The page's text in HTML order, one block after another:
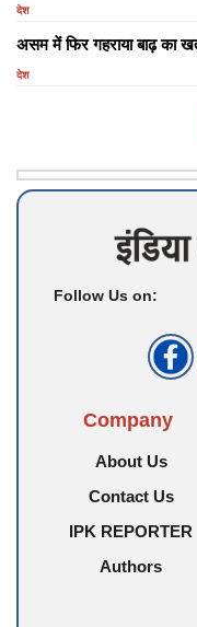
देश
असम में फिर गहराया बाढ़ का
देश
Follow Us on:
Company
About Us
Contact Us
IPK REPORTER
Authors